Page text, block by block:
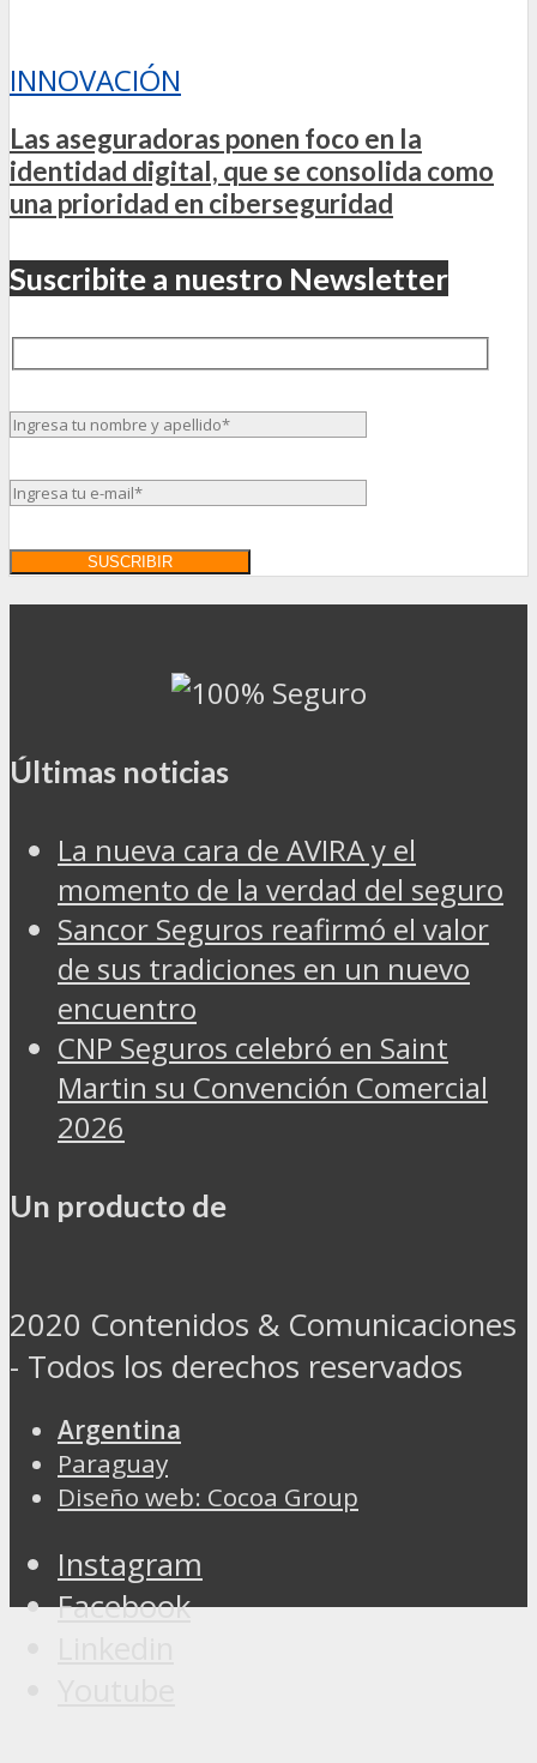
INNOVACIÓN
Las aseguradoras ponen foco en la
identidad digital, que se consolida como
una prioridad en ciberseguridad
Suscribite a nuestro Newsletter
Últimas noticias
La nueva cara de AVIRA y el
momento de la verdad del seguro
Sancor Seguros reafirmó el valor
de sus tradiciones en un nuevo
encuentro
CNP Seguros celebró en Saint
Martin su Convención Comercial
2026
Un producto de
2020 Contenidos & Comunicaciones
- Todos los derechos reservados
Argentina
Paraguay
Diseño web: Cocoa Group
Instagram
Facebook